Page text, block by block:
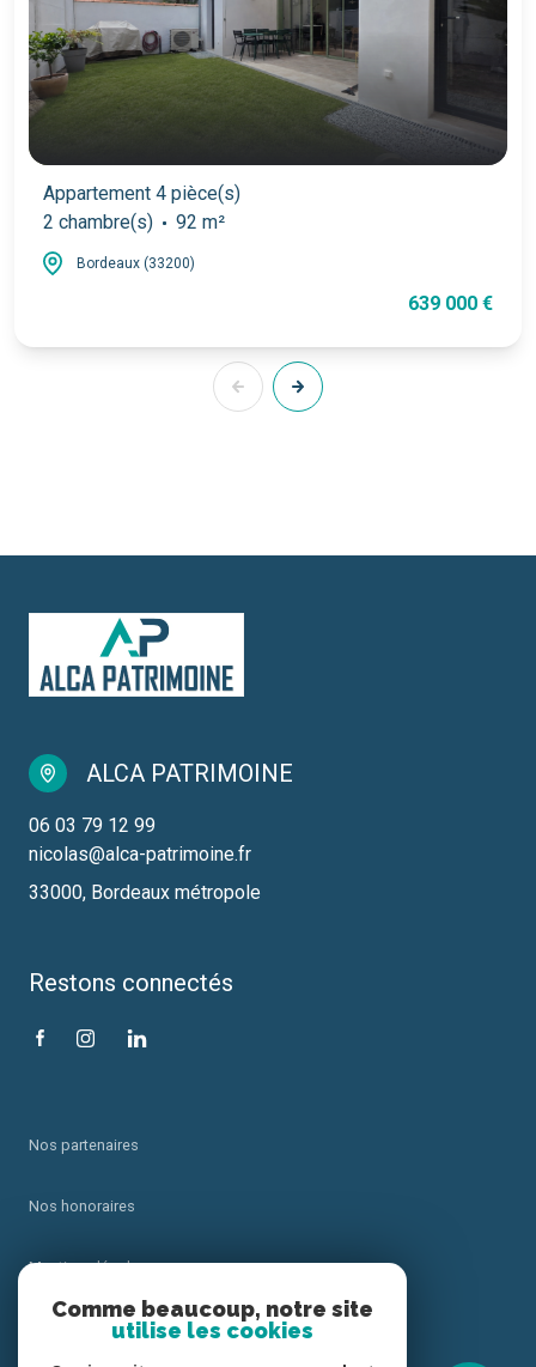
Appartement 4 pièce(s)
2 chambre(s)
92 m²
Bordeaux (33200)
639 000 €
ALCA PATRIMOINE
06 03 79 12 99
nicolas@alca-patrimoine.fr
33000, Bordeaux métropole
Restons connectés
Nos partenaires
Nos honoraires
Mentions légales
Comme beaucoup, notre site
utilise les cookies